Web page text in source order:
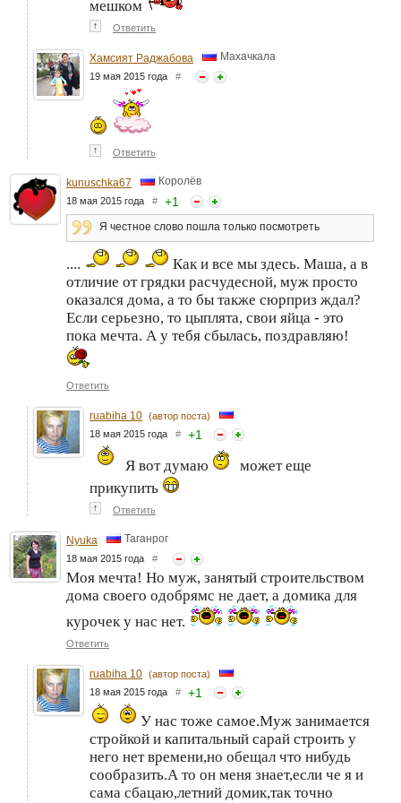
мешком
↑ Ответить
Хамсият Раджабова Махачкала
19 мая 2015 года #
↑ Ответить
kunuschka67 Королёв
18 мая 2015 года # +1
Я честное слово пошла только посмотреть
....
Как и все мы здесь. Маша, а в
отличие от грядки расчудесной, муж просто
оказался дома, а то бы также сюрприз ждал?
Если серьезно, то цыплята, свои яйца - это
пока мечта. А у тебя сбылась, поздравляю!
Ответить
ruabiha 10 (автор поста)
18 мая 2015 года # +1
Я вот думаю
может еще
прикупить
↑ Ответить
Nyuka Таганрог
18 мая 2015 года #
Моя мечта! Но муж, занятый строительством
дома своего одобрямс не дает, а домика для
курочек у нас нет.
Ответить
ruabiha 10 (автор поста)
18 мая 2015 года # +1
У нас тоже самое.Муж занимается
стройкой и капитальный сарай строить у
него нет времени,но обещал что нибудь
сообразить.А то он меня знает,если че я и
сама сбацаю,летний домик,так точно